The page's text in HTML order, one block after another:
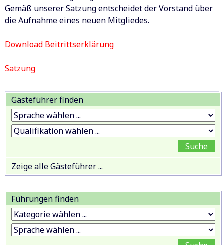
Gemäß unserer Satzung entscheidet der Vorstand über
die Aufnahme eines neuen Mitgliedes.
Download Beitrittserklärung
Satzung
Gästeführer finden
Zeige alle Gästeführer ...
Führungen finden